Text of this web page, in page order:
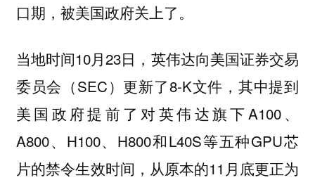
口期，被美国政府关上了。
当地时间10月23日，英伟达向美国证券交易
委员会（SEC）更新了8-K文件，其中提到
美国政府提前了对英伟达旗下A100、
A800、H100、H800和L40S等五种GPU芯
片的禁令生效时间，从原本的11月底更正为